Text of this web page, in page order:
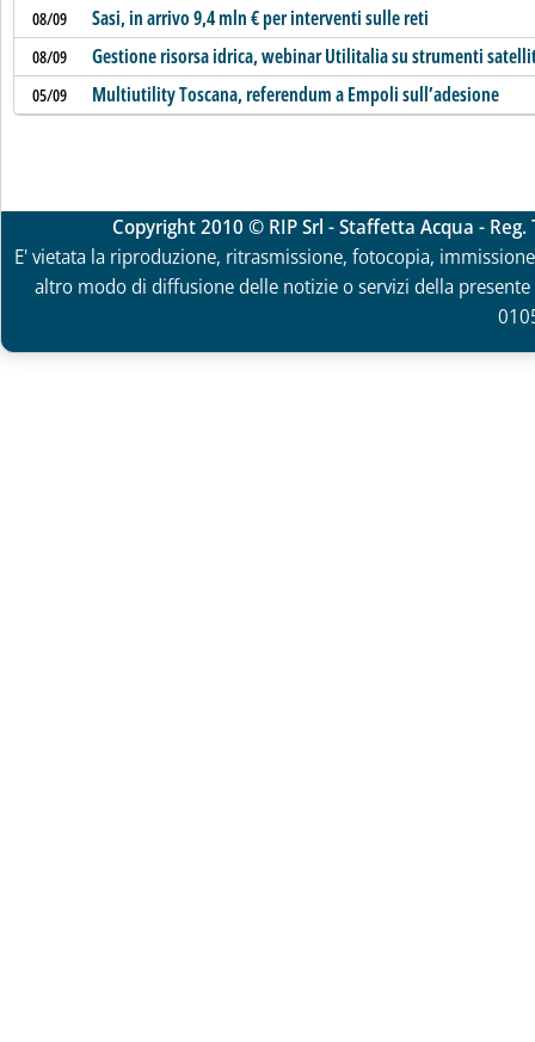
08/09 Sasi, in arrivo 9,4 mln € per interventi sulle reti
08/09 Gestione risorsa idrica, webinar Utilitalia su strumenti
05/09 Multiutility Toscana, referendum a Empoli sull’adesione
Copyright 2010 © RIP Srl - Staffetta Acqua -
E' vietata la riproduzione, ritrasmissione, fotocopia,
altro modo di diffusione delle notizie o servizi della